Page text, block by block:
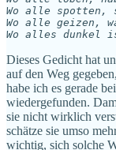
Wo alle spotten,
Wo alle geizen,
Wo alles dunkel
Dieses Gedicht hat
auf den Weg
habe ich es gerade
wiedergefunden.
sie nicht wirklich
schätze sie umso
wichtig, sich solche